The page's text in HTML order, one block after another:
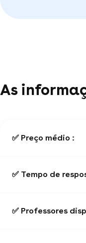
As
✅ Preço médio :
✅ Tempo de
✅ Professores